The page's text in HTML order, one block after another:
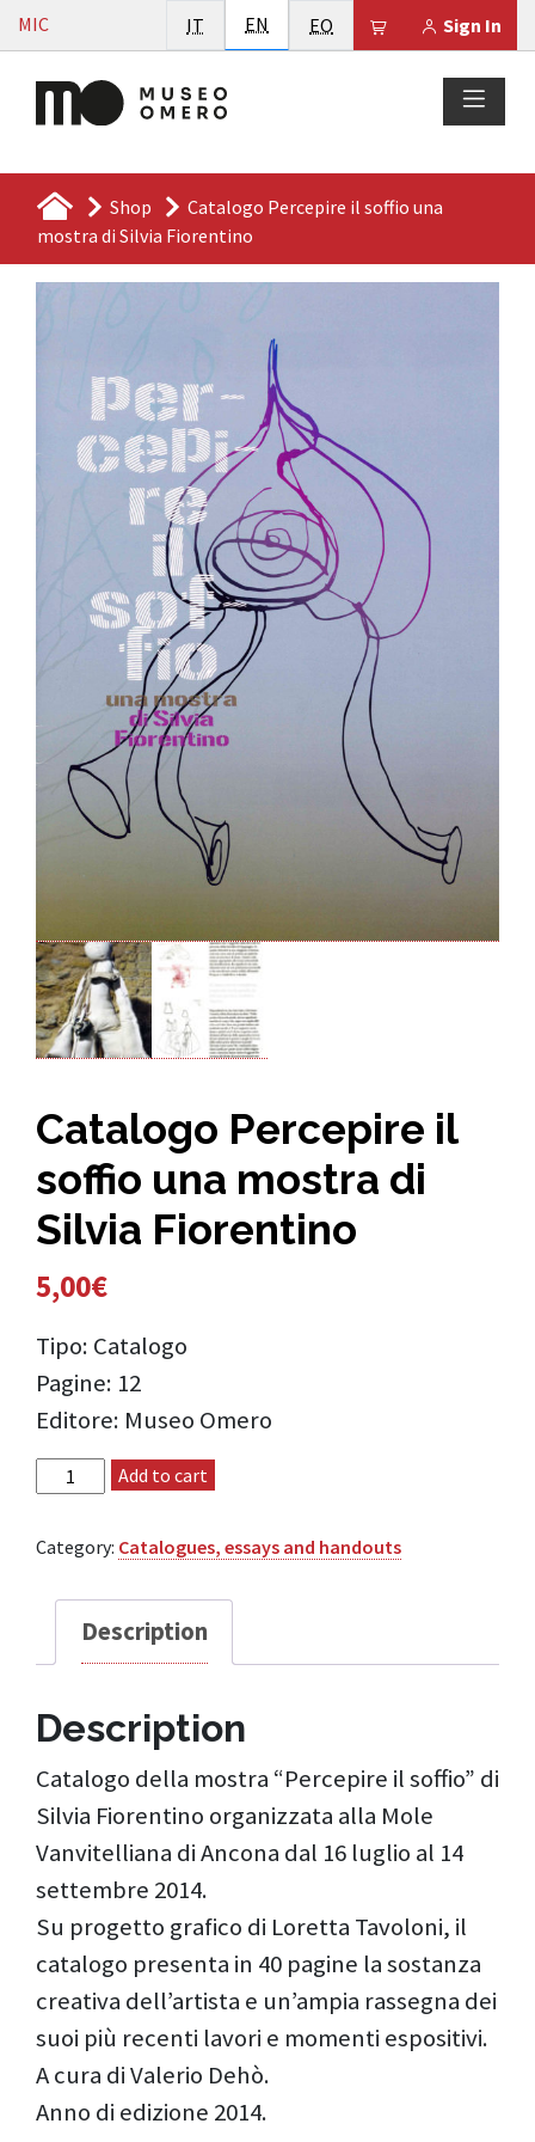
Vai al contenuto
MIC Sign In
Il tuo carrello è
IT Italiano
EN English
EO Esperanto
Shop
Catalogo Percepire il soffio una
mostra di Silvia Fiorentino
Catalogo Percepire il
soffio una mostra di
Silvia Fiorentino
5,00€
Tipo: Catalogo
Pagine: 12
Editore: Museo Omero
Catalogo Percepire il soffio una mostra di Silvia
Fiorentino quantity
Add to cart
Category: Catalogues, essays and handouts
Description
Description
Catalogo della mostra “Percepire il soffio” di
Silvia Fiorentino organizzata alla Mole
Vanvitelliana di Ancona dal 16 luglio al 14
settembre 2014.
Su progetto grafico di Loretta Tavoloni, il
catalogo presenta in 40 pagine la sostanza
creativa dell’artista e un’ampia rassegna dei
suoi più recenti lavori e momenti espositivi.
A cura di Valerio Dehò.
Anno di edizione 2014.